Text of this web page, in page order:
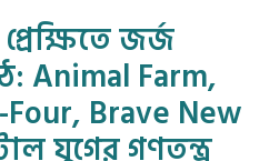
জর্জ
Animal Farm,
Brave New
যুগের গণতন্ত্র